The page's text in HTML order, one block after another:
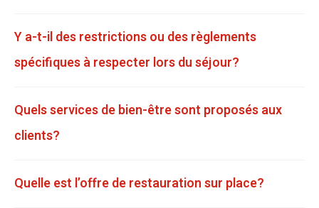
Y a-t-il des restrictions ou des règlements
spécifiques à respecter lors du séjour?
Quels services de bien-être sont proposés aux
clients?
Quelle est l’offre de restauration sur place?